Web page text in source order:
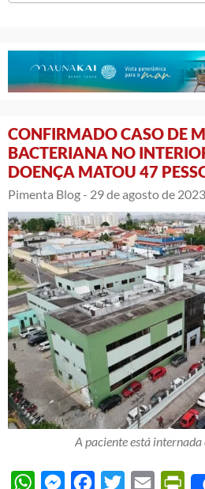
CONFIRMADO CASO DE
BACTERIANA NO
DOENÇA MATOU 47
Pimenta Blog - 29 de agosto de 2023
A paciente está
WhatsAppMessengerFacebook
Twitter Email